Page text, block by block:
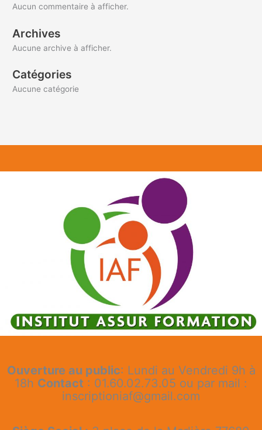
Aucun commentaire à afficher.
Archives
Aucune archive à afficher.
Catégories
Aucune catégorie
Ouverture au public: Lundi au Vendredi 9h à
18h Contact : 01.60.02.73.05 ou par mail :
inscriptioniaf@gmail.com